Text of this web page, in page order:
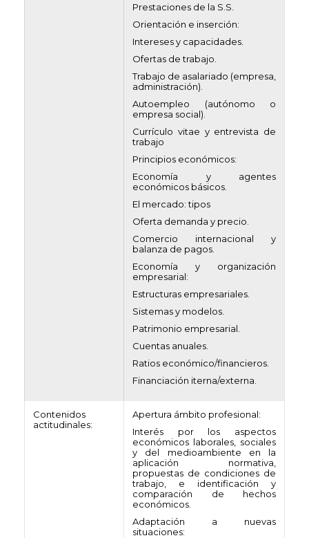
Prestaciones de la S.S.
Orientación e inserción:
Intereses y capacidades.
Ofertas de trabajo.
Trabajo de asalariado (empresa,
administración).
Autoempleo (autónomo o
empresa social).
Currículo vitae y entrevista de
trabajo
Principios económicos:
Economía y agentes
económicos básicos.
El mercado: tipos
Oferta demanda y precio.
Comercio internacional y
balanza de pagos.
Economía y organización
empresarial:
Estructuras empresariales.
Sistemas y modelos.
Patrimonio empresarial.
Cuentas anuales.
Ratios económico/financieros.
Financiación iterna/externa.
Contenidos
actitudinales:
Apertura ámbito profesional:
Interés por los aspectos
económicos laborales, sociales
y del medioambiente en la
aplicación normativa,
propuestas de condiciones de
trabajo, e identificación y
comparación de hechos
económicos.
Adaptación a nuevas
situaciones: